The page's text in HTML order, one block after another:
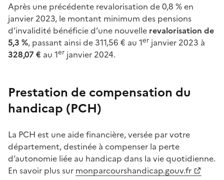
Après une précédente revalorisation de 0,8 % en
janvier 2023, le montant minimum des pensions
d’invalidité bénéficie d’une nouvelle revalorisation de
5,3 %, passant ainsi de 311,56 € au 1er janvier 2023 à
328,07 € au 1er janvier 2024.
Prestation de compensation du
handicap (PCH)
La PCH est une aide financière, versée par votre
département, destinée à compenser la perte
d’autonomie liée au handicap dans la vie quotidienne.
En savoir plus sur monparcourshandicap.gouv.fr